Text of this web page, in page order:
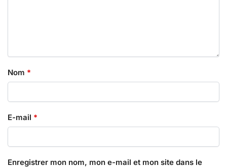
Nom *
E-mail *
Enregistrer mon nom, mon e-mail et mon site dans le